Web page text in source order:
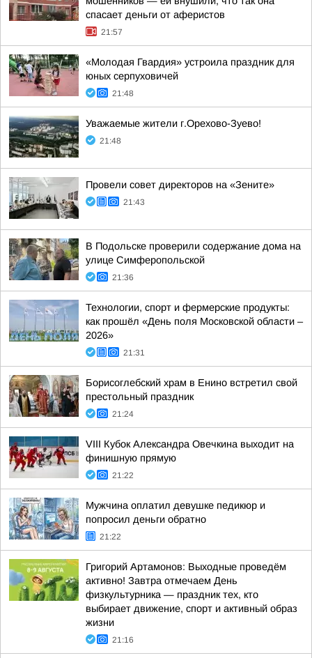
спасает деньги от аферистов
21:57
«Молодая Гвардия» устроила праздник для
юных серпуховичей
21:48
Уважаемые жители г.Орехово-Зуево!
21:48
Провели совет директоров на «Зените»
21:43
В Подольске проверили содержание дома на
улице Симферопольской
21:36
Технологии, спорт и фермерские продукты:
как прошёл «День поля Московской области –
2026»
21:31
Борисоглебский храм в Енино встретил свой
престольный праздник
21:24
VIII Кубок Александра Овечкина выходит на
финишную прямую
21:22
Мужчина оплатил девушке педикюр и
попросил деньги обратно
21:22
Григорий Артамонов: Выходные проведём
активно! Завтра отмечаем День
физкультурника — праздник тех, кто
выбирает движение, спорт и активный образ
жизни
21:16